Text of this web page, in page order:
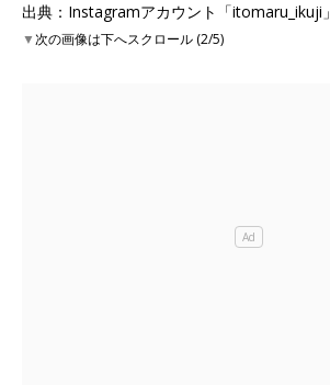
出典：Instagramアカウント「itomaru_ikuji」
▼次の画像は下へスクロール (2/5)